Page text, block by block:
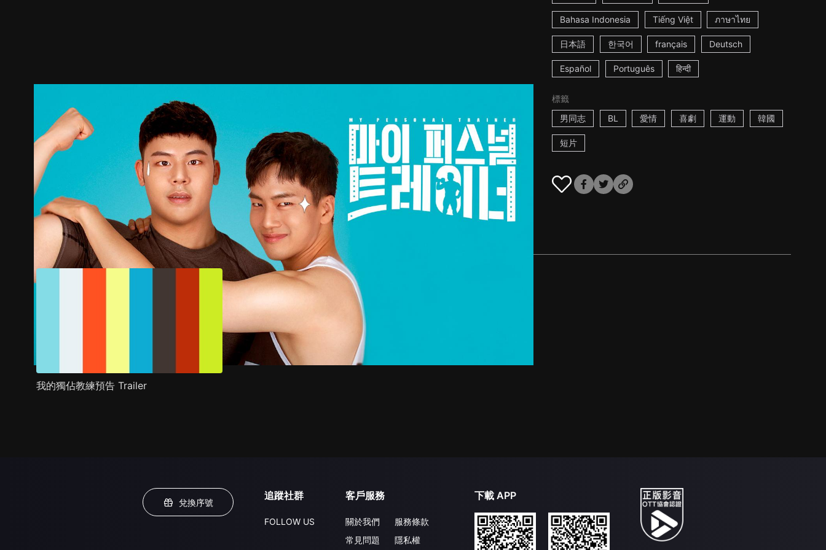
Bahasa Indonesia Tiếng Việt ภาษาไทย
日本語 한국어 français Deutsch
Español Português हिन्दी
標籤
男同志
BL 愛情 喜劇 運動 韓國
短片
劇照 推薦影片 劇情介紹
我的獨佔教練預告 Trailer
兌換序號
追蹤社群
FOLLOW US
客戶服務
關於我們
常見問題
服務條款
隱私權
下載 APP